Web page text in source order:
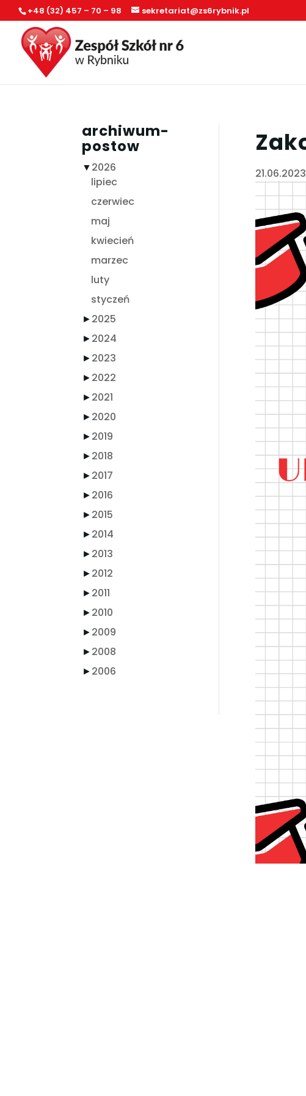
+48 (32) 457 – 70 – 98 sekretariat@zs6rybnik.pl
archiwum-
postow
▼2026
lipiec
czerwiec
maj
kwiecień
marzec
luty
styczeń
►2025
►2024
►2023
►2022
►2021
►2020
►2019
►2018
►2017
►2016
►2015
►2014
►2013
►2012
►2011
►2010
►2009
►2008
►2006
21.06.2023